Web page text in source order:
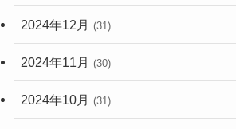
2024年12月 (31)
2024年11月 (30)
2024年10月 (31)